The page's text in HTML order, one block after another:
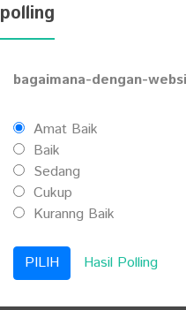
polling
bagaimana-dengan-
Amat Baik
Baik
Sedang
Cukup
Kuranng Baik
Hasil Polling